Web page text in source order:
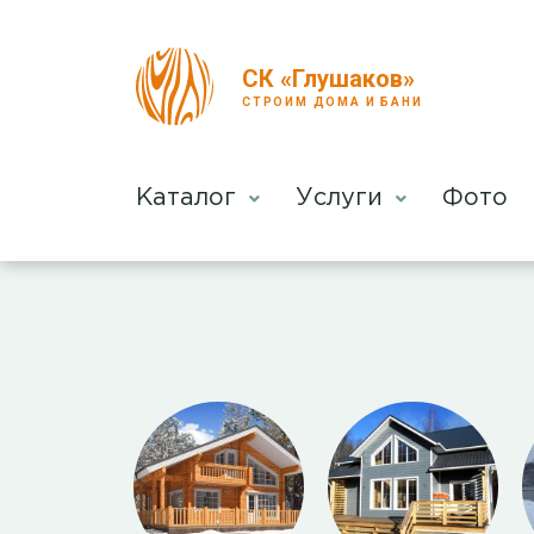
СК «Глушаков»
СТРОИМ ДОМА И БАНИ
Каталог Услуги Фото